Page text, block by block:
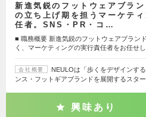
新進気鋭のフットウェアブラ
の立ち上げ期を担うマーケテ
任者。SNS・PR・コ…
■ 職務概要 新進気鋭のフットウェアブラン
く、マーケティングの実行責任者をお任せ
会社概要
NEULOは「歩くをデザインす
ンス・フットギアブランドを展開するスタ
興味あり